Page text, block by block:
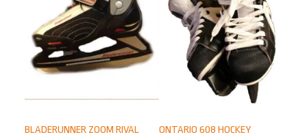
ONTARIO 608 HOCKEY
BLADERUNNER ZOOM RIVAL